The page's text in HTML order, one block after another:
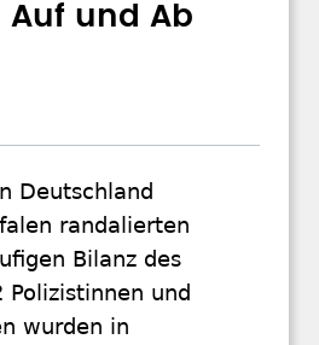
Auf und Ab
Deutschland
randalierten
Bilanz des
und
wurden in